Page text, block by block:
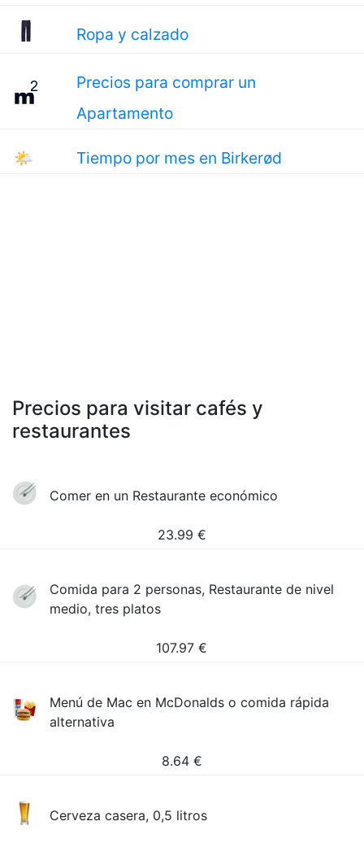
Ropa y calzado
Precios para comprar un
Apartamento
🌤 Tiempo por mes en Birkerød
Precios para visitar cafés y
restaurantes
Comer en un Restaurante económico
23.99 €
Comida para 2 personas, Restaurante de nivel
medio, tres platos
107.97 €
Menú de Mac en McDonalds o comida rápida
alternativa
8.64 €
Cerveza casera, 0,5 litros